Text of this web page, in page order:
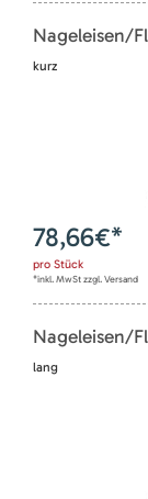
Nageleisen/
kurz
78,66€*
pro Stück
*inkl. MwSt zzgl. Versand
Nageleisen/
lang